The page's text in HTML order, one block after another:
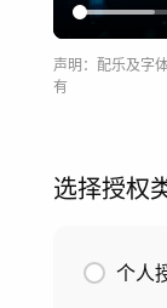
声明：配乐及字
有
选择授权
个人